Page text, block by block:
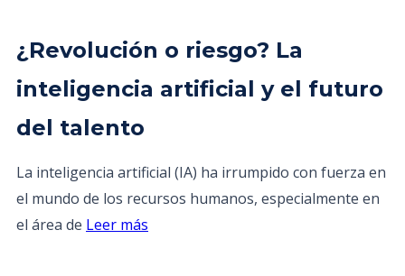
¿Revolución o riesgo? La
inteligencia artificial y el futuro
del talento
La inteligencia artificial (IA) ha irrumpido con fuerza en
el mundo de los recursos humanos, especialmente en
el área de Leer más